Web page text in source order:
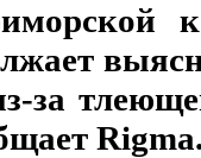
за